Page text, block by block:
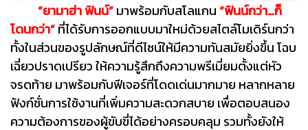
“ยามาฮ่า ฟินน์”มาพร้อมกับสโลแกน“ฟินน์กว่า…ก็
โดนกว่า”ที่ได้รับการออกแบบมาใหม่ด้วยสไตล์โมเดิร์นกว่า
ทั้งในส่วนของรูปลักษณ์ที่ดีไซน์ให้มีความทันสมัยยิ่งขึ้น โฉบ
เฉี่ยวปราดเปรียว ให้ความรู้สึกถึงความพรีเมี่ยมตั้งแต่หัว
จรดท้าย มาพร้อมกับฟีเจอร์ที่โดดเด่นมากมาย หลากหลาย
ฟังก์ชั่นการใช้งานที่เพิ่มความสะดวกสบาย เพื่อตอบสนอง
ความต้องการของผู้ขับขี่ได้อย่างครอบคลุม รวมทั้งยังให้